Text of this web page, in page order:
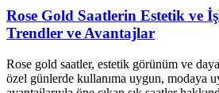
Rose Gold Saatlerin Estetik ve
Trendler ve Avantajlar
Rose gold saatler, estetik görünüm ve
özel günlerde kullanıma uygun, modaya